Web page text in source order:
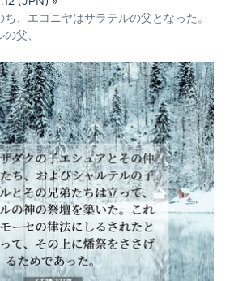
、エコニヤはサラテルの父となった。
父、